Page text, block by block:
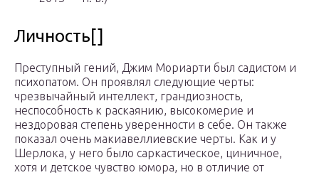
Личность[]
Преступный гений, Джим Мориарти был садистом и
психопатом. Он проявлял следующие черты:
чрезвычайный интеллект, грандиозность,
неспособность к раскаянию, высокомерие и
нездоровая степень уверенности в себе. Он также
показал очень макиавеллиевские черты. Как и у
Шерлока, у него было саркастическое, циничное,
хотя и детское чувство юмора, но в отличие от